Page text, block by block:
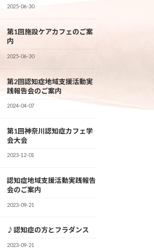
2025-06-30
第1回施設ケアカフェのご案
内
2025-06-30
第2回認知症地域支援活動実
践報告会のご案内
2024-04-07
第1回神奈川認知症カフェ学
会大会
2023-12-01
認知症地域支援活動実践報告
会のご案内
2023-09-21
♪認知症の方とフラダンス
2023-09-21